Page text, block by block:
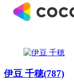
伊豆 千穂(787)